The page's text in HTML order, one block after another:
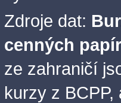
Zdroje dat:
cenných
ze zahraničí
kurzy z BCPP,